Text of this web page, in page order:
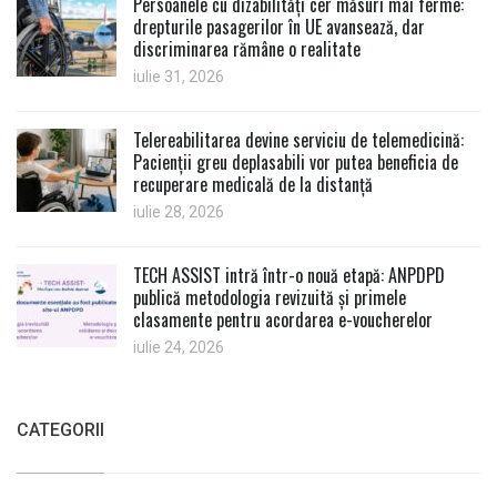
drepturile pasagerilor în UE avansează, dar
discriminarea rămâne o realitate
iulie 31, 2026
Telereabilitarea devine serviciu de telemedicină:
Pacienții greu deplasabili vor putea beneficia de
recuperare medicală de la distanță
iulie 28, 2026
TECH ASSIST intră într-o nouă etapă: ANPDPD
publică metodologia revizuită și primele
clasamente pentru acordarea e-voucherelor
iulie 24, 2026
CATEGORII